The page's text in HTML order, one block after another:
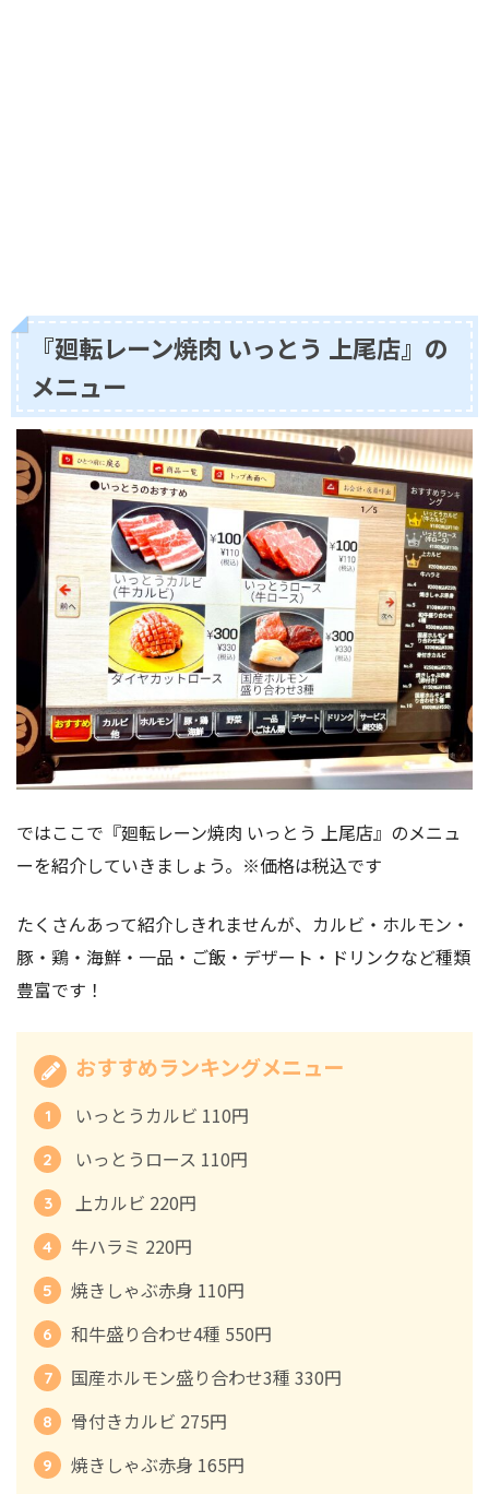
『廻転レーン焼肉 いっとう 上尾店』の
メニュー
ではここで『廻転レーン焼肉 いっとう 上尾店』のメニュ
ーを紹介していきましょう。※価格は税込です
たくさんあって紹介しきれませんが、カルビ・ホルモン・
豚・鶏・海鮮・一品・ご飯・デザート・ドリンクなど種類
豊富です！
おすすめランキングメニュー
いっとうカルビ 110円
いっとうロース 110円
上カルビ 220円
牛ハラミ 220円
焼きしゃぶ赤身 110円
和牛盛り合わせ4種 550円
国産ホルモン盛り合わせ3種 330円
骨付きカルビ 275円
焼きしゃぶ赤身 165円